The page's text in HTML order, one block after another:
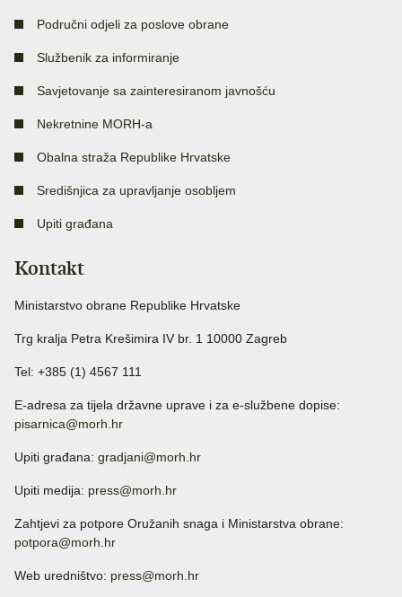
Područni odjeli za poslove obrane
Službenik za informiranje
Savjetovanje sa zainteresiranom javnošću
Nekretnine MORH-a
Obalna straža Republike Hrvatske
Središnjica za upravljanje osobljem
Upiti građana
Kontakt
Ministarstvo obrane Republike Hrvatske
Trg kralja Petra Krešimira IV br. 1 10000 Zagreb
Tel: +385 (1) 4567 111
E-adresa za tijela državne uprave i za e-službene dopise:
pisarnica@morh.hr
Upiti građana: gradjani@morh.hr
Upiti medija: press@morh.hr
Zahtjevi za potpore Oružanih snaga i Ministarstva obrane:
potpora@morh.hr
Web uredništvo: press@morh.hr